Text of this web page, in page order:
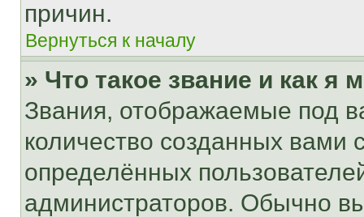
причин.
Вернуться к началу
» Что такое звание и как я
Звания, отображаемые под
количество созданных
определённых
администраторов. Обычно